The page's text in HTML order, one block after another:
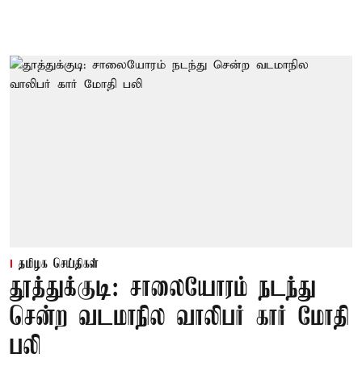
தமிழக செய்திகள்
தூத்துக்குடி: சாலையோரம் நடந்து
சென்ற வடமாநில வாலிபர் கார் மோதி
பலி